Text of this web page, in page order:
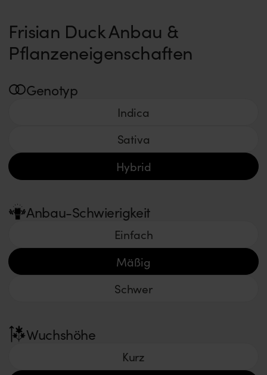
Frisian Duck Anbau &
Pflanzeneigenschaften
Genotyp
Indica
Sativa
Hybrid
Anbau-Schwierigkeit
Einfach
Mäßig
Schwer
Wuchshöhe
Kurz